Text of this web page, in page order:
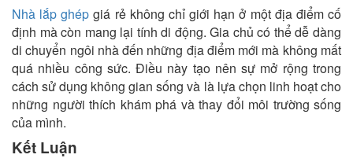
Nhà lắp ghép giá rẻ không chỉ giới hạn ở một địa điểm cố
định mà còn mang lại tính di động. Gia chủ có thể dễ dàng
di chuyển ngôi nhà đến những địa điểm mới mà không mất
quá nhiều công sức. Điều này tạo nên sự mở rộng trong
cách sử dụng không gian sống và là lựa chọn linh hoạt cho
những người thích khám phá và thay đổi môi trường sống
của mình.
Kết Luận